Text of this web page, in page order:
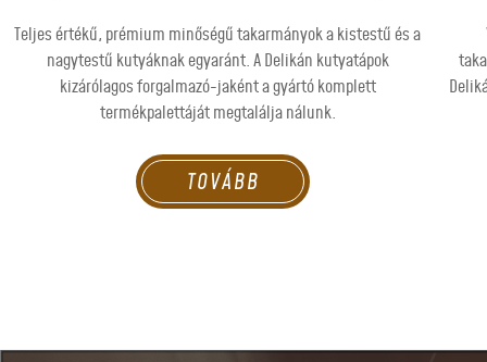
Teljes értékű, prémium minőségű takarmányok a kistestű és a
nagytestű kutyáknak egyaránt. A Delikán kutyatápok
kizárólagos forgalmazó-jaként a gyártó komplett
termékpalettáját megtalálja nálunk.
TOVÁBB